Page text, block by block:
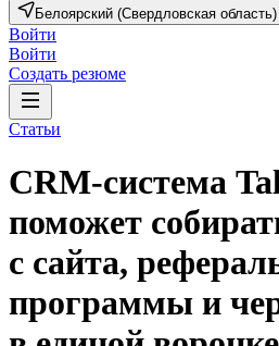
Белоярский (Свердловская область)
Войти
Войти
Создать резюме
Статьи
CRM-система
поможет
с сайта,
программы и